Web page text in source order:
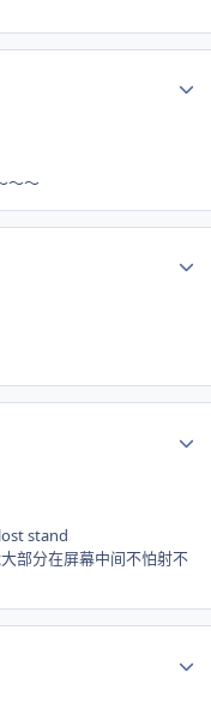
～～
stand
部分在屏幕中间不怕射不